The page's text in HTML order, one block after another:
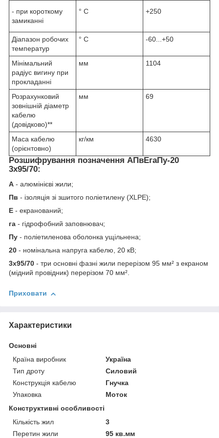
- при короткому
замиканні
° С +250
Діапазон робочих
температур
° С -60...+50
Мінімальний
радіус вигину при
прокладанні
мм 1104
Розрахунковий
зовнішній діаметр
кабелю
(довідково)**
мм 69
Маса кабелю
(орієнтовно)
кг/км 4630
Розшифрування позначення АПвЕгаПу‑20
3х95/70:
А - алюмінієві жили;
Пв - ізоляція зі зшитого поліетилену (XLPE);
Е - екранований;
га - гідрофобний заповнювач;
Пу - поліетиленова оболонка ущільнена;
20 - номінальна напруга кабелю, 20 кВ;
3х95/70 - три основні фазні жили перерізом 95 мм² з екраном
(мідний провідник) перерізом 70 мм².
Приховати
Характеристики
Основні
Країна виробник
Україна
Тип дроту
Силовий
Конструкція кабелю
Гнучка
Упаковка
Моток
Конструктивні особливості
Кількість жил
3
Перетин жили
95 кв.мм